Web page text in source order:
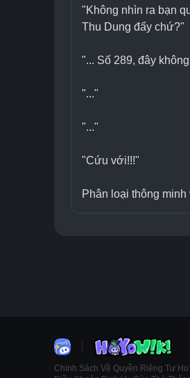
"Không nhìn ra bạn
Thu Dung đấy chứ?"
"... Số 289, đây
"..."
"..."
"Cứu với!!!"
Phân loại thông
Chính Sách Về Quyền Riêng Tư